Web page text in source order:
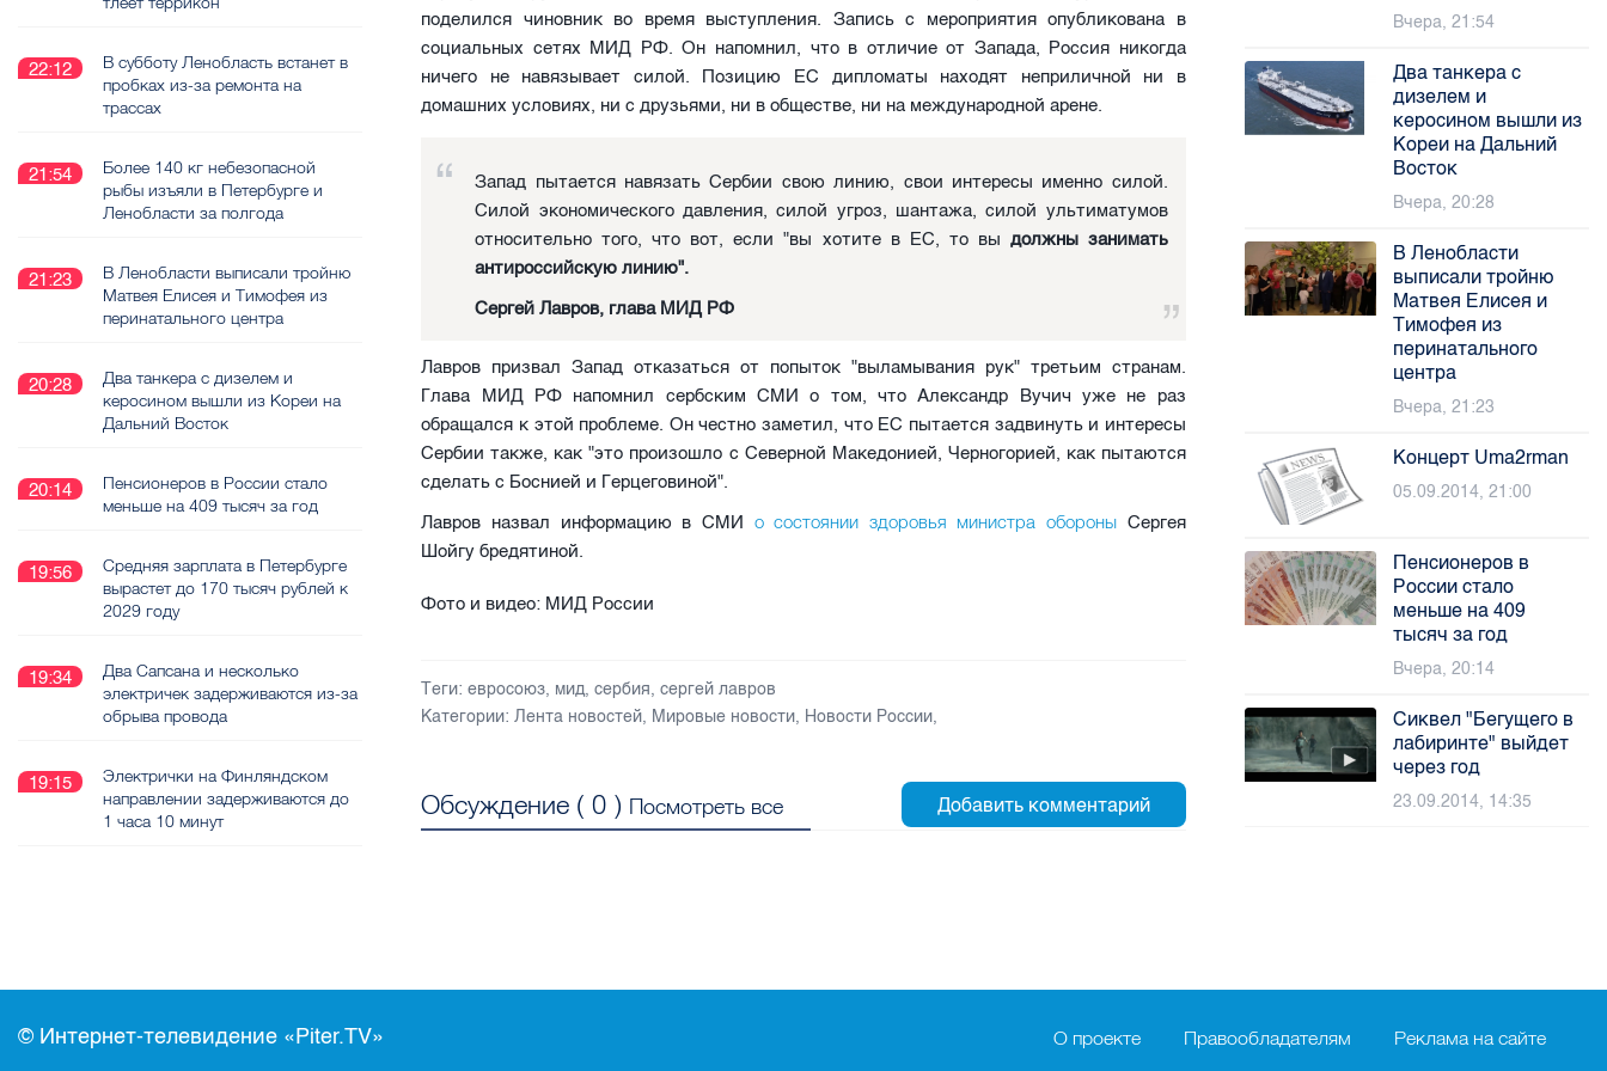
поделился чиновник во время выступления. Запись с мероприятия опубликована в
социальных сетях МИД РФ. Он напомнил, что в отличие от Запада, Россия никогда
ничего не навязывает силой. Позицию ЕС дипломаты находят неприличной ни в
домашних условиях, ни с друзьями, ни в обществе, ни на международной арене.
Запад пытается навязать Сербии свою линию, свои интересы именно силой.
Силой экономического давления, силой угроз, шантажа, силой ультиматумов
относительно того, что вот, если "вы хотите в ЕС, то вы должны занимать
антироссийскую линию".
Сергей Лавров, глава МИД РФ
Лавров призвал Запад отказаться от попыток "выламывания рук" третьим странам.
Глава МИД РФ напомнил сербским СМИ о том, что Александр Вучич уже не раз
обращался к этой проблеме. Он честно заметил, что ЕС пытается задвинуть и интересы
Сербии также, как "это произошло с Северной Македонией, Черногорией, как пытаются
сделать с Боснией и Герцеговиной".
Лавров назвал информацию в СМИ о состоянии здоровья министра обороны Сергея
Шойгу бредятиной.
Фото и видео: МИД России
Теги: евросоюз, мид,сербия,сергей лавров
Категории: Лента новостей, Мировые новости, Новости России,
Обсуждение (0 ) Посмотреть все
22:12
В субботу Ленобласть встанет в
пробках из-за ремонта на
трассах
21:54
Более 140 кг небезопасной
рыбы изъяли в Петербурге и
Ленобласти за полгода
21:23
В Ленобласти выписали тройню
Матвея Елисея и Тимофея из
перинатального центра
20:28
Два танкера с дизелем и
керосином вышли из Кореи на
Дальний Восток
20:14
Пенсионеров в России стало
меньше на 409 тысяч за год
19:56
Средняя зарплата в Петербурге
вырастет до 170 тысяч рублей к
2029 году
19:34
Два Сапсана и несколько
электричек задерживаются из-за
обрыва провода
19:15
Электрички на Финляндском
направлении задерживаются до
1 часа 10 минут
Вчера, 21:54
Два танкера с
дизелем и
керосином вышли из
Кореи на Дальний
Восток
Вчера, 20:28
В Ленобласти
выписали тройню
Матвея Елисея и
Тимофея из
перинатального
центра
Вчера, 21:23
Концерт Uma2rman
05.09.2014, 21:00
Пенсионеров в
России стало
меньше на 409
тысяч за год
Вчера, 20:14
Сиквел "Бегущего в
лабиринте" выйдет
через год
23.09.2014, 14:35
© Интернет-телевидение «Piter.TV» О проекте Правообладателям Реклама на сайте